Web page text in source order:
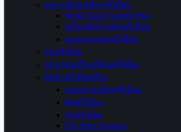
อุปกรณ์ท่องเที่ยวพรีเมี่ยม
World Travel Adapter Plug
เครื่องชั่งน้ำหนักพรีเมี่ยม
หมอนรองคอพรีเมี่ยม
ร่มพรีเมี่ยม
อุปกรณ์เครื่องเขียนพรีเมี่ยม
สินค้าพรีเมี่ยมอื่นๆ
กล่องนามบัตรพรีเมี่ยม
พัดพรีเมี่ยม
ร่มพรีเมี่ยม
Gift Shop Premium